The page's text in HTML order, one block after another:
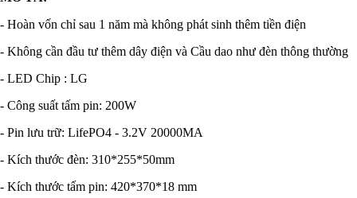
- Hoàn vốn chỉ sau 1 năm mà không phát sinh thêm tiền điện
- Không cần đầu tư thêm dây điện và Cầu dao như đèn thông thường
- LED Chip : LG
- Công suất tấm pin: 200W
- Pin lưu trữ: LifePO4 - 3.2V 20000MA
- Kích thước đèn: 310*255*50mm
- Kích thước tấm pin: 420*370*18 mm